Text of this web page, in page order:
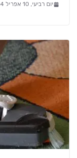
יום רביעי, 10 אפריל 2024, 10:56